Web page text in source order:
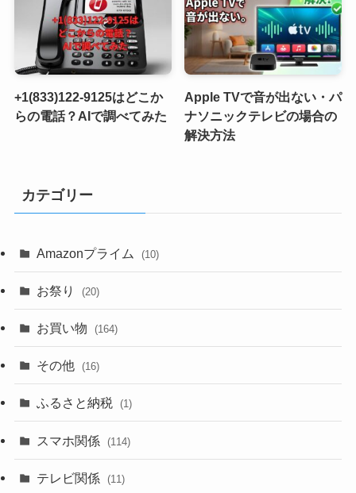
+1(833)122-9125はどこか
らの電話？AIで調べてみた
Apple TVで音が出ない・パ
ナソニックテレビの場合の
解決方法
カテゴリー
Amazonプライム (10)
お祭り (20)
お買い物 (164)
その他 (16)
ふるさと納税 (1)
スマホ関係 (114)
テレビ関係 (11)